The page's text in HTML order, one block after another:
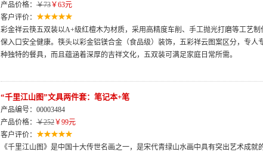
产品价格： ￥73￥63元
客户评价：
彩金祥云筷五双装以A+级红檀木为材质，采用高精度车削、手工抛光打磨等工艺
保入口安全健康。筷头以彩金铝镁合金（食品级）装饰，五彩祥云图案区分，专人
种独特的餐具，而且蕴涵着深厚的吉祥文化，五双装可满足家庭日常所需。
“千里江山图”文具两件套：笔记本+笔
产品编号：00003484
产品价格： ￥252￥99元
客户评价：
《千里江山图》是中国十大传世名画之一，是宋代青绿山水画中具有突出艺术成就